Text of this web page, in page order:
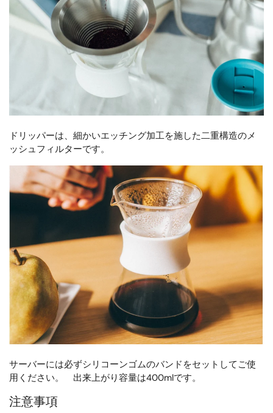
ドリッパーは、細かいエッチング加工を施した二重構造のメ
ッシュフィルターです。
サーバーには必ずシリコーンゴムのバンドをセットしてご使
用ください。 出来上がり容量は400mlです。
注意事項